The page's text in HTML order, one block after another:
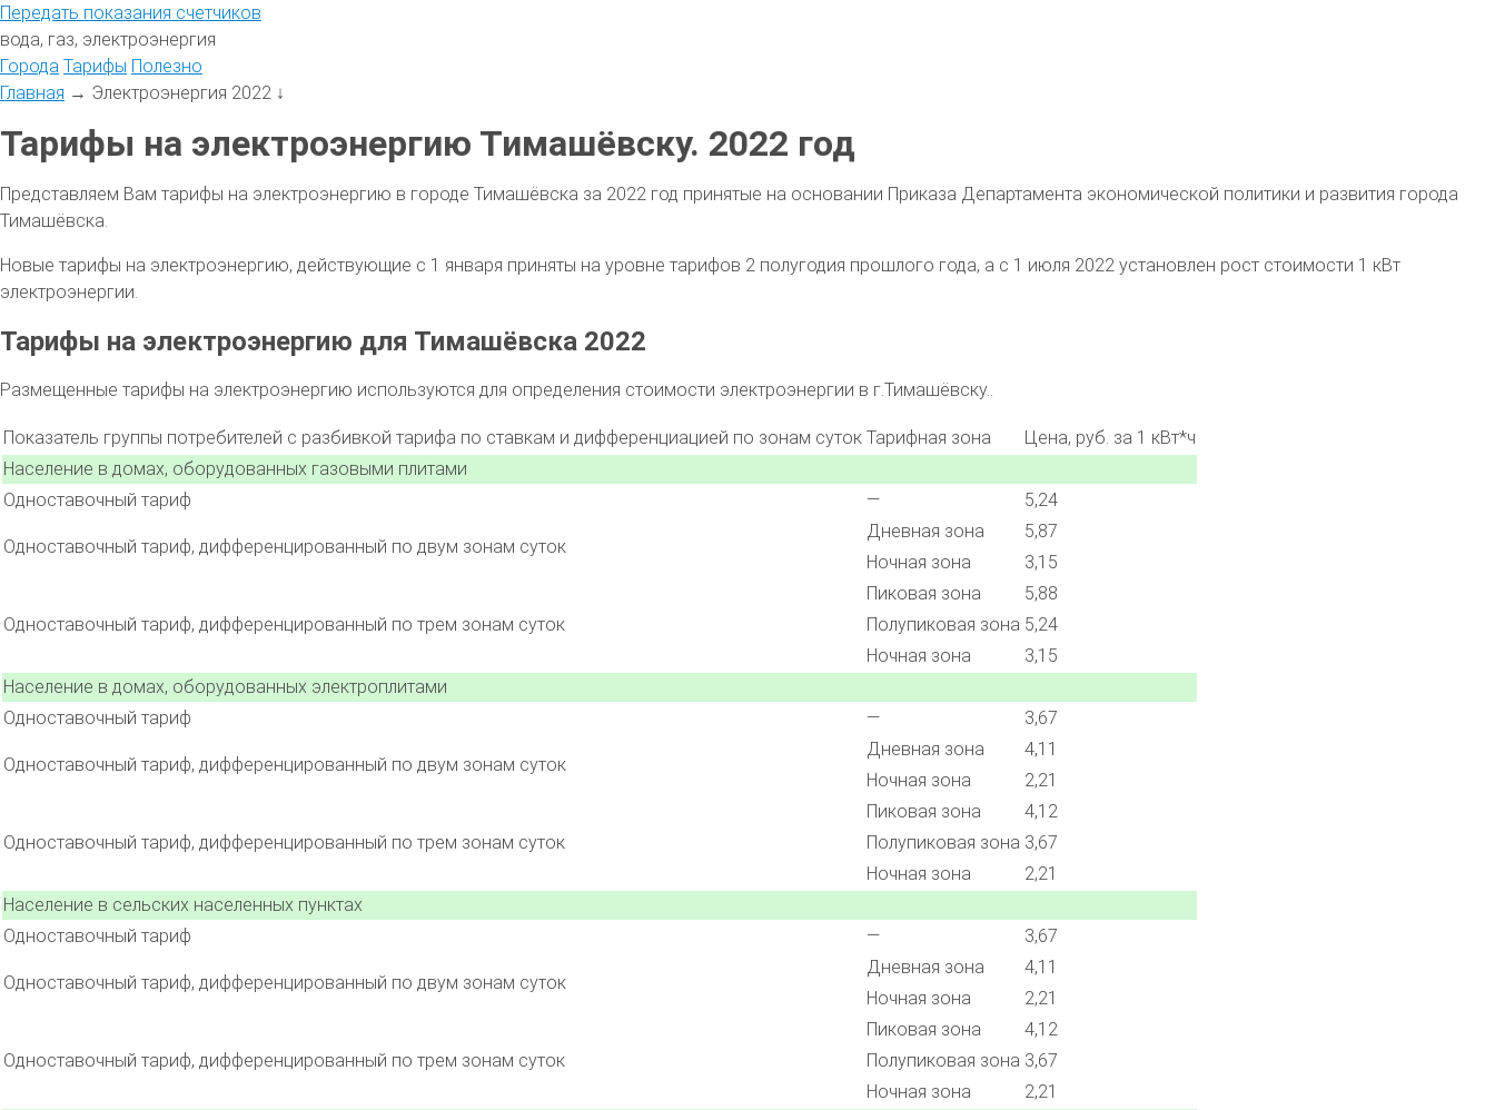
Передать показания счетчиков
вода, газ, электроэнергия
Города Тарифы Полезно
Главная → Электроэнергия 2022 ↓
Тарифы на электроэнергию Тимашёвску. 2022 год
Представляем Вам тарифы на электроэнергию в городе Тимашёвска за 2022 год принятые на основании Приказа Департамента экономической политики и развития города
Тимашёвска.
Новые тарифы на электроэнергию, действующие с 1 января приняты на уровне тарифов 2 полугодия прошлого года, а с 1 июля 2022 установлен рост стоимости 1 кВт
электроэнергии.
Тарифы на электроэнергию для Тимашёвска 2022
Размещенные тарифы на электроэнергию используются для определения стоимости электроэнергии в г.Тимашёвску..
Показатель группы потребителей с разбивкой тарифа по ставкам и дифференциацией по зонам суток Тарифная зона
Цена, руб. за 1 кВт*ч
Население в домах, оборудованных газовыми плитами
Одноставочный тариф
— 5,24
Одноставочный тариф, дифференцированный по двум зонам суток
Дневная зона
5,87
Ночная зона
3,15
Одноставочный тариф, дифференцированный по трем зонам суток
Пиковая зона
5,88
Полупиковая зона 5,24
Ночная зона
3,15
Население в домах, оборудованных электроплитами
Одноставочный тариф
— 3,67
Одноставочный тариф, дифференцированный по двум зонам суток
Дневная зона
4,11
Ночная зона
2,21
Одноставочный тариф, дифференцированный по трем зонам суток
Пиковая зона
4,12
Полупиковая зона 3,67
Ночная зона
2,21
Население в сельских населенных пунктах
Одноставочный тариф
— 3,67
Одноставочный тариф, дифференцированный по двум зонам суток
Дневная зона
4,11
Ночная зона
2,21
Одноставочный тариф, дифференцированный по трем зонам суток
Пиковая зона
4,12
Полупиковая зона 3,67
Ночная зона
2,21